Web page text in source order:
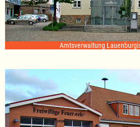
Amtsverwaltung